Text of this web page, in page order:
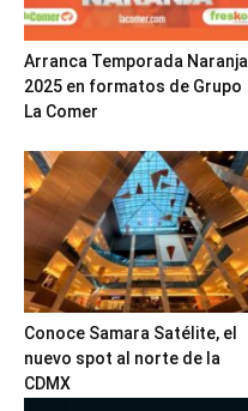
Arranca Temporada Naranja
2025 en formatos de Grupo
La Comer
Conoce Samara Satélite, el
nuevo spot al norte de la
CDMX